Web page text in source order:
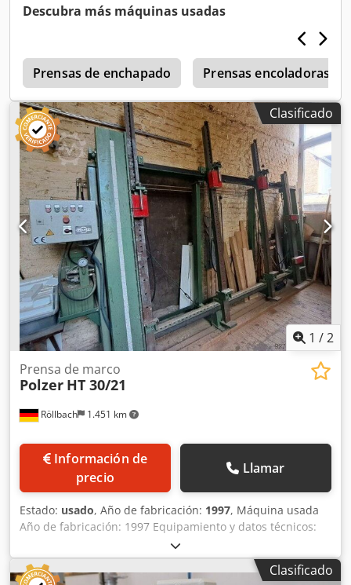
aproximadamente 2450 mm 2 cilindros de prensado
horizontales 3 cilindros de prensado verticales
Descubra más máquinas usadas
Prensas de enchapado Prensas encoladoras
Clasificado
1 /2
Röllbach 1.451 km
Prensa de marco
Polzer HT 30/21
Información de
precio
Llamar
Estado: usado, Año de fabricación: 1997, Máquina usada
Año de fabricación: 1997 Equipamiento y datos técnicos:
Accionamiento electrohidráulico Cilindros de prensado
verticales: 3 unidades Carrera de los cilindros verticales:
aprox. 130 mm Cilindros verticales ajustables mediante
Clasificado